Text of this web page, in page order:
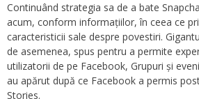
Continuând strategia sa de a bate
acum, conform informațiilor, în ceea ce
caracteristicii sale despre povestiri.
de asemenea, spus pentru a permite
utilizatorii de pe Facebook, Grupuri și
au apărut după ce Facebook a permis
Stories.